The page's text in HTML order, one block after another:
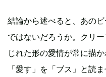
結論から述べると、あの
ではないだろうか。クリ
じれた形の愛情が常に描
「愛す」を「ブス」と読